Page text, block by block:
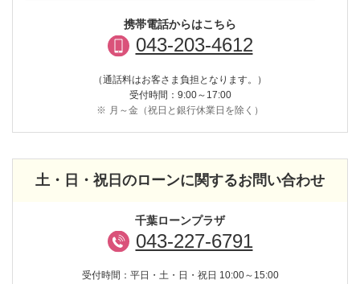
携帯電話からはこちら
043-203-4612
（通話料はお客さま負担となります。）
受付時間：9:00～17:00
※ 月～金（祝日と銀行休業日を除く）
土・日・祝日のローンに関するお問い合わせ
千葉ローンプラザ
043-227-6791
受付時間：平日・土・日・祝日 10:00～15:00